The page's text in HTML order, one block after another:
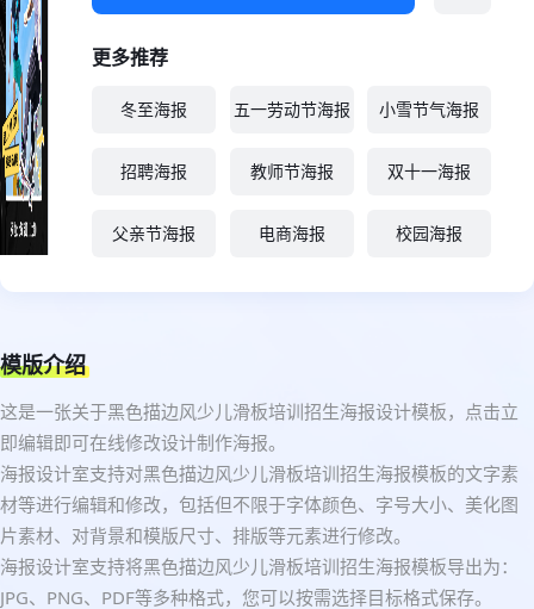
更多推荐
冬至海报 五一劳动节海报 小雪节气海报
招聘海报 教师节海报 双十一海报
父亲节海报 电商海报 校园海报
模版介绍
这是一张关于黑色描边风少儿滑板培训招生海报设计模板，点击立
即编辑即可在线修改设计制作海报。
海报设计室支持对黑色描边风少儿滑板培训招生海报模板的文字素
材等进行编辑和修改，包括但不限于字体颜色、字号大小、美化图
片素材、对背景和模版尺寸、排版等元素进行修改。
海报设计室支持将黑色描边风少儿滑板培训招生海报模板导出为：
JPG、PNG、PDF等多种格式，您可以按需选择目标格式保存。